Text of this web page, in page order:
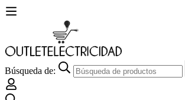
Búsqueda de: